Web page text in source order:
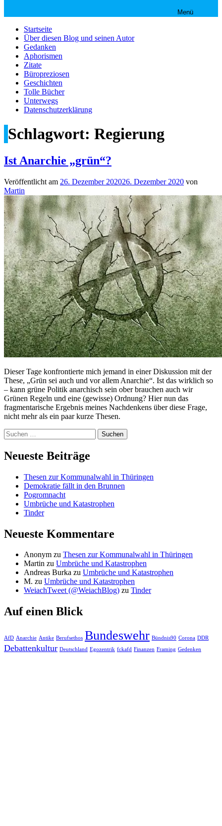
Menü
Startseite
Über diesen Blog und seinen Autor
Gedanken
Aphorismen
Zitate
Büropreziosen
Geschichten
Tolle Bücher
Unterwegs
Datenschutzerklärung
Schlagwort: Regierung
Ist Anarchie „grün“?
Veröffentlicht am 26. Dezember 202026. Dezember 2020 von
Martin
Dieser Tage konfrontierte mich jemand in einer Diskussion mit der
These, „Grün sei auch und vor allem Anarchie“. Ist das wirklich so
– kann grüne Politik anarchisch sein ober brauchen auch wir
Grünen Regeln und eine (gewisse) Ordnung? Hier nun das
fragmentarische Ergebnis meines Nachdenkens über diese Frage,
nicht mehr als ein paar kurze Thesen.
Zum
Footer
springen
Suchen
nach:
Neueste Beiträge
Thesen zur Kommunalwahl in Thüringen
Demokratie fällt in den Brunnen
Pogromnacht
Umbrüche und Katastrophen
Tinder
Neueste Kommentare
Anonym zu Thesen zur Kommunalwahl in Thüringen
Martin zu Umbrüche und Katastrophen
Andreas Burka zu Umbrüche und Katastrophen
M. zu Umbrüche und Katastrophen
WeiachTweet (@WeiachBlog) zu Tinder
Auf einen Blick
AfD Anarchie Antike Berufsethos Bundeswehr Bündnis90 Corona DDR
Debattenkultur Deutschland Egozentrik fckafd Finanzen Framing Gedenken